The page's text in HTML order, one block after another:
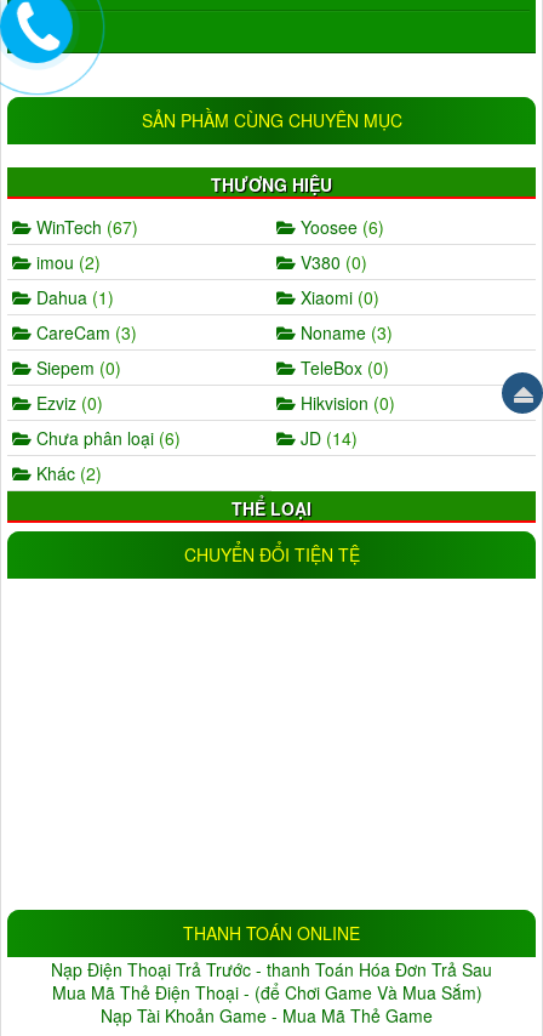
Loa
SẢN PHẦM CÙNG CHUYÊN MỤC
THƯƠNG HIỆU
WinTech (67) Yoosee (6)
imou (2) V380 (0)
Dahua (1) Xiaomi (0)
CareCam (3) Noname (3)
Siepem (0) TeleBox (0)
Ezviz (0) Hikvision (0)
Chưa phân loại (6) JD (14)
Khác (2)
THỂ LOẠI
IP(11)
Wifi(17) IP wifi(19)
Đang cập nhật(10)
BẢO HÀNH
Không (1) Thỏa thuận(22)
(0) 2 tháng(0)
CHUYỂN ĐỔI TIỆN TỆ
THANH TOÁN ONLINE
Nạp Điện Thoại Trả Trước - thanh Toán Hóa Đơn Trả Sau
Mua Mã Thẻ Điện Thoại - (để Chơi Game Và Mua Sắm)
Nạp Tài Khoản Game - Mua Mã Thẻ Game